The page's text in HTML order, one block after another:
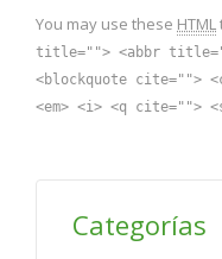
You may use these HTML
title=""> <abbr
<blockquote cite="">
<em> <i> <q cite="">
Categorías